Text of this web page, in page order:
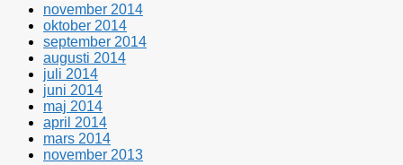
november 2014
oktober 2014
september 2014
augusti 2014
juli 2014
juni 2014
maj 2014
april 2014
mars 2014
november 2013